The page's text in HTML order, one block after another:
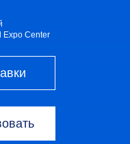
Expo Center